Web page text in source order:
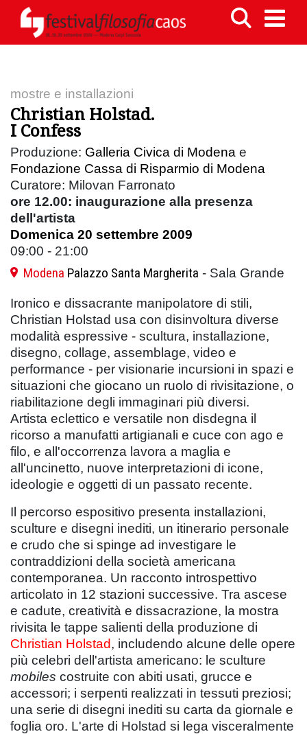
mostre e installazioni
Christian Holstad.
I Confess
Produzione: Galleria Civica di Modena e
Fondazione Cassa di Risparmio di Modena
Curatore: Milovan Farronato
ore 12.00: inaugurazione alla presenza
dell'artista
Domenica 20 settembre 2009
09:00 - 21:00
Modena Palazzo Santa Margherita - Sala Grande
Ironico e dissacrante manipolatore di stili,
Christian Holstad usa con disinvoltura diverse
modalità espressive - scultura, installazione,
disegno, collage, assemblage, video e
performance - per visionarie incursioni in spazi e
situazioni che giocano un ruolo di rivisitazione, o
riabilitazione degli immaginari più diversi.
Artista eclettico e versatile non disdegna il
ricorso a manufatti artigianali e cuce con ago e
filo, e all'occorrenza lavora a maglia e
all'uncinetto, nuove interpretazioni di icone,
ideologie e oggetti di un passato recente.
Il percorso espositivo presenta installazioni,
sculture e disegni inediti, un itinerario personale
e crudo che si spinge ad investigare le
contraddizioni della società americana
contemporanea. Un racconto introspettivo
articolato in 12 stazioni successive. Tra ascese
e cadute, creatività e dissacrazione, la mostra
rivisita le tappe salienti della produzione di
Christian Holstad, includendo alcune delle opere
più celebri dell'artista americano: le sculture
mobiles costruite con abiti usati, grucce e
accessori; i serpenti realizzati in tessuti preziosi;
una serie di disegni inediti su carta da giornale e
foglia oro. L'arte di Holstad si lega visceralmente